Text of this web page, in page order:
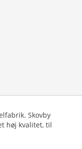
Skovby
høj kvalitet, til